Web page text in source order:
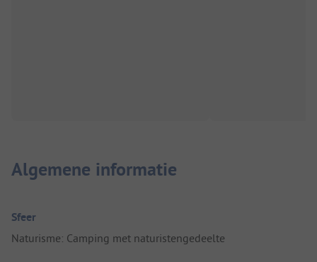
Algemene informatie
Sfeer
Naturisme: Camping met naturistengedeelte